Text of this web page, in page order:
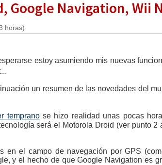
Google Navigation, Wii
horas)
estoy asumiendo mis nuevas
un resumen de las novedades del
tempranose hizo realidad unas pocas
será el Motorola Droid (ver punto 2
el campo de navegación por GPS
y el hecho de que Google Navigation es